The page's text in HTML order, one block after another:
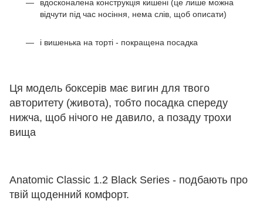
вдосконалена конструкція кишені (це лише можна
відчути під час носіння, нема слів, щоб описати)
і вишенька на торті - покращена посадка
Ця модель боксерів має вигин для твого
авторитету (живота), тобто посадка спереду
нижча, щоб нічого не давило, а позаду трохи
вища
Anatomic Classic 1.2 Black Series - подбають про
твій щоденний комфорт.